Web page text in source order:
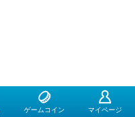
ゲームコイン マイページ